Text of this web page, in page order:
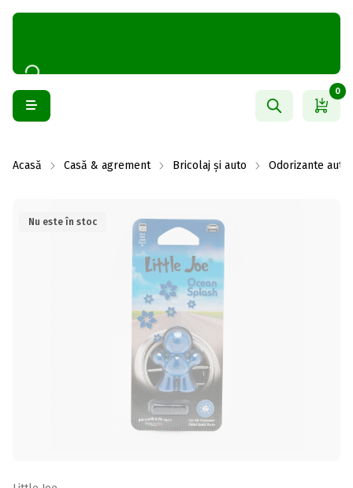
0
Acasă Casă & agrement Bricolaj și auto Odorizante auto
Nu este în stoc